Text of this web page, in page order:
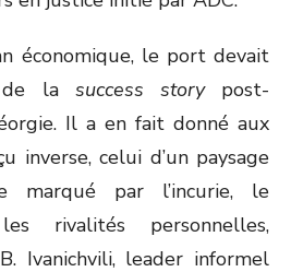
économique, le port devait
la success storypost-
Il a en fait donné aux
inverse, celui d’un paysage
marqué par l’incurie, le
rivalités personnelles,
Ivanichvili, leader informel